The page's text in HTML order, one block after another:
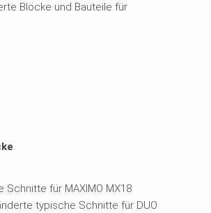
Blöcke und Bauteile für
Schnitte für MAXIMO MX18
typische Schnitte für DUO